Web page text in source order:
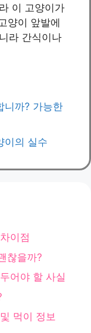
이 고양이가
양이 앞발에
라 간식이나
니까? 가능한
이의 실수
이점
찮을까?
어야 할 사실
먹이 정보